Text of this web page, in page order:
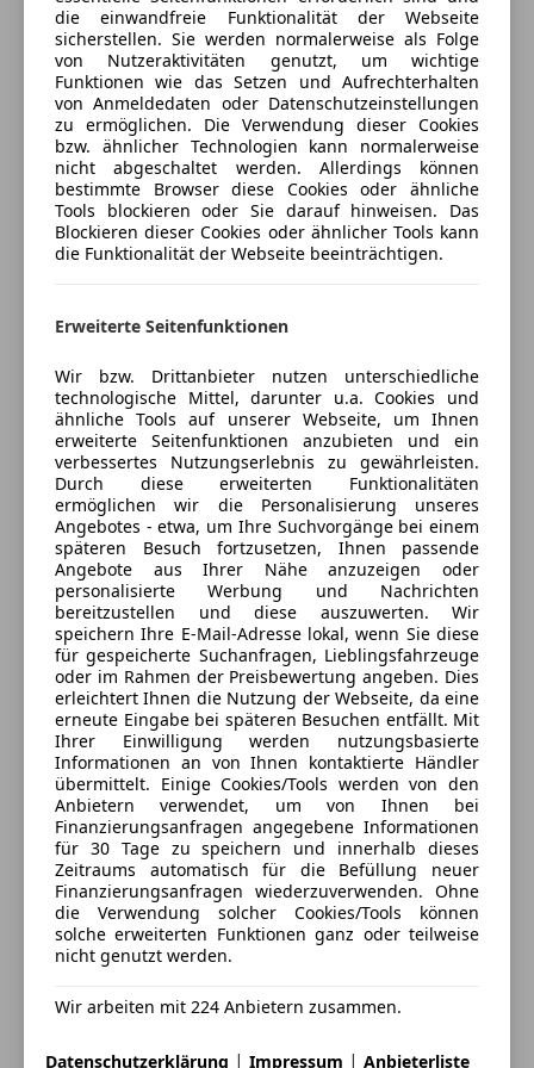
ABS
Abstandstempomat
Airbag hinten
Alarmanlage
Beifahrerairbag
ESP
Fahrerairbag
Fernlichtassistent
Geschwindigkeits-begrenzungsanlage
Laserlicht
Müdigkeitswarnsystem
Notbremsassistent
Notrufsystem
Reifendruckkontrollsystem
Seitenairbag
Servolenkung
Spurhalteassistent
Tagfahrlicht
Totwinkel-Assistent
Traktionskontrolle
Verkehrszeichenerkennung
Wegfahrsperre
Extras
Alufelgen (20")
Ambientebeleuchtung
Elektronische Parkbremse
Notrad
Pannenkit
Raucherpaket
Schaltwippen
Skisack
Sommerreifen
Sportfahrwerk
🚗 BMW M850i xDrive Gran Coupé – 700 PS | KW V3
| M5-Felgen | Vollausstattung | Laserlicht Zum
Verkauf steht ein einzigartigerBMW M850i xDrive
Gran Coupé, der in Sachen Optik, Ausstattung und
Performance kaum Wünsche offenlässt.
Das Fahrzeug wurde von unsfachgerecht auf ca.
700 PS optimiertund überzeugt durch seine
beeindruckende Leistungsentfaltung bei gleichzeitig
hoher Alltagstauglichkeit. Die Basis bildet der
kraftvolle 4.4L V8 Biturbo – kombiniert mit xDrive-
abgestimmten KW V3 Gewindefahrwerk
ohnehin schon sportliche Erscheinungsbild nochmals
unterstreichen – natürlich istalles sauber umgesetzt
und eingetragen.
✅ Fahrzeugdetails
Modell:BMW M850i xDrive Gran Coupé
Leistung:ca. 700 PS (Softwareoptimierung von
uns)
Motor:4.4L V8 Biturbo – ursprünglich 390 kW / 530
PS
Getriebe:8-Gang Sport-Automatik
Antrieb:xDrive (Allrad)
Baujahr / EZ:04/2020
Kilometerstand:29750km
Kfz-Versicherung
Versicherungsschutz an Ihre Bedürfnisse
anpassen
Freischaden-Gutschein ab Stufe 0
Auto einfach online versichern & Rabatt holen
Verkäufer Händler
Prime Performance
Sternebewertung 5 von 5
5Sterne
(100% Weiterempfehlungen)
Anbieter auf AutoScout24 seit 2024
Verkauf
Geschlossen
Öffnet um 14:30
Amann Fitz Straße 11,
6890 Lustenau, AT
Kontakt
Ekrem Aytekin
Alle Fahrzeuge des Anbieters
Anbieter kontaktieren
Deine Nachricht
die einwandfreie Funktionalität der Webseite
sicherstellen. Sie werden normalerweise als Folge
von Nutzeraktivitäten genutzt, um wichtige
Funktionen wie das Setzen und Aufrechterhalten
von Anmeldedaten oder Datenschutzeinstellungen
zu ermöglichen. Die Verwendung dieser Cookies
bzw. ähnlicher Technologien kann normalerweise
nicht abgeschaltet werden. Allerdings können
bestimmte Browser diese Cookies oder ähnliche
Tools blockieren oder Sie darauf hinweisen. Das
Blockieren dieser Cookies oder ähnlicher Tools kann
die Funktionalität der Webseite beeinträchtigen.
Erweiterte Seitenfunktionen
Wir bzw. Drittanbieter nutzen unterschiedliche
technologische Mittel, darunter u.a. Cookies und
ähnliche Tools auf unserer Webseite, um Ihnen
erweiterte Seitenfunktionen anzubieten und ein
verbessertes Nutzungserlebnis zu gewährleisten.
Durch diese erweiterten Funktionalitäten
ermöglichen wir die Personalisierung unseres
Angebotes - etwa, um Ihre Suchvorgänge bei einem
späteren Besuch fortzusetzen, Ihnen passende
Angebote aus Ihrer Nähe anzuzeigen oder
personalisierte Werbung und Nachrichten
bereitzustellen und diese auszuwerten. Wir
speichern Ihre E-Mail-Adresse lokal, wenn Sie diese
für gespeicherte Suchanfragen, Lieblingsfahrzeuge
oder im Rahmen der Preisbewertung angeben. Dies
erleichtert Ihnen die Nutzung der Webseite, da eine
erneute Eingabe bei späteren Besuchen entfällt. Mit
Ihrer Einwilligung werden nutzungsbasierte
Informationen an von Ihnen kontaktierte Händler
übermittelt. Einige Cookies/Tools werden von den
Anbietern verwendet, um von Ihnen bei
Finanzierungsanfragen angegebene Informationen
für 30 Tage zu speichern und innerhalb dieses
Zeitraums automatisch für die Befüllung neuer
Finanzierungsanfragen wiederzuverwenden. Ohne
die Verwendung solcher Cookies/Tools können
solche erweiterten Funktionen ganz oder teilweise
nicht genutzt werden.
Wir arbeiten mit 224 Anbietern zusammen.
Datenschutzerklärung | Impressum | Anbieterliste